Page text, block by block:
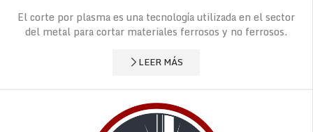
El corte por plasma es una tecnología utilizada en el sector
del metal para cortar materiales ferrosos y no ferrosos.
LEER MÁS